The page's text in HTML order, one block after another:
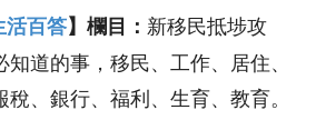
活百答】欄目： 新移民抵埗攻
道的事，移民、工作、居住、
、銀行、福利、生育、教育。